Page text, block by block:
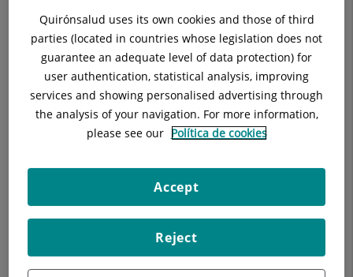
Anestèsia i Reanimació,
Angiologia i Cirurgia Vascular
Hospital Universitari Sagrat Cor
Veure més especialistes aBarcelona
Quirónsalud uses its own cookies and those of third
parties (located in countries whose legislation does not
guarantee an adequate level of data protection) for
user authentication, statistical analysis, improving
services and showing personalised advertising through
the analysis of your navigation. For more information,
please see our Política de cookies
Reject
Accept